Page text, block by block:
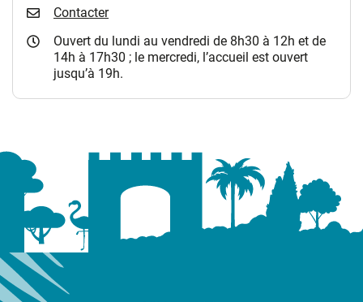
Contacter
Ouvert du lundi au vendredi de 8h30 à 12h et de
14h à 17h30 ; le mercredi, l’accueil est ouvert
jusqu’à 19h.